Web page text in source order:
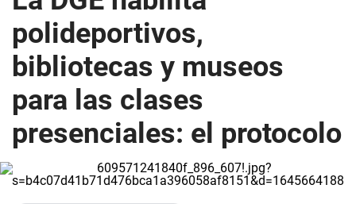
polideportivos,
bibliotecas y museos
para las clases
presenciales: el protocolo